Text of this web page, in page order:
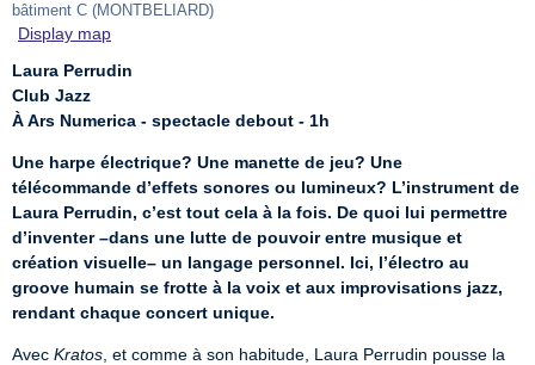
bâtiment C (MONTBELIARD)
Display map
Laura Perrudin
Club Jazz
À Ars Numerica - spectacle debout - 1h
Une harpe électrique? Une manette de jeu? Une
télécommande d’effets sonores ou lumineux? L’instrument de
Laura Perrudin, c’est tout cela à la fois. De quoi lui permettre
d’inventer –dans une lutte de pouvoir entre musique et
création visuelle– un langage personnel. Ici, l’électro au
groove humain se frotte à la voix et aux improvisations jazz,
rendant chaque concert unique.
Avec Kratos , et comme à son habitude, Laura Perrudin pousse la